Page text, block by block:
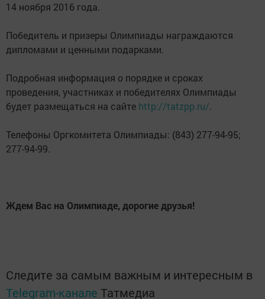
14 ноября 2016 года.
Победитель и призеры Олимпиады награждаются
дипломами и ценными подарками.
Подробная информация о порядке и сроках
проведения, участниках и победителях Олимпиады
будет размещаться на сайте http://tatzpp.ru/.
Телефоны Оргкомитета Олимпиады: (843) 277-94-95;
277-94-99.
Ждем Вас на Олимпиаде, дорогие друзья!
Следите за самым важным и интересным в
Telegram-канале Татмедиа